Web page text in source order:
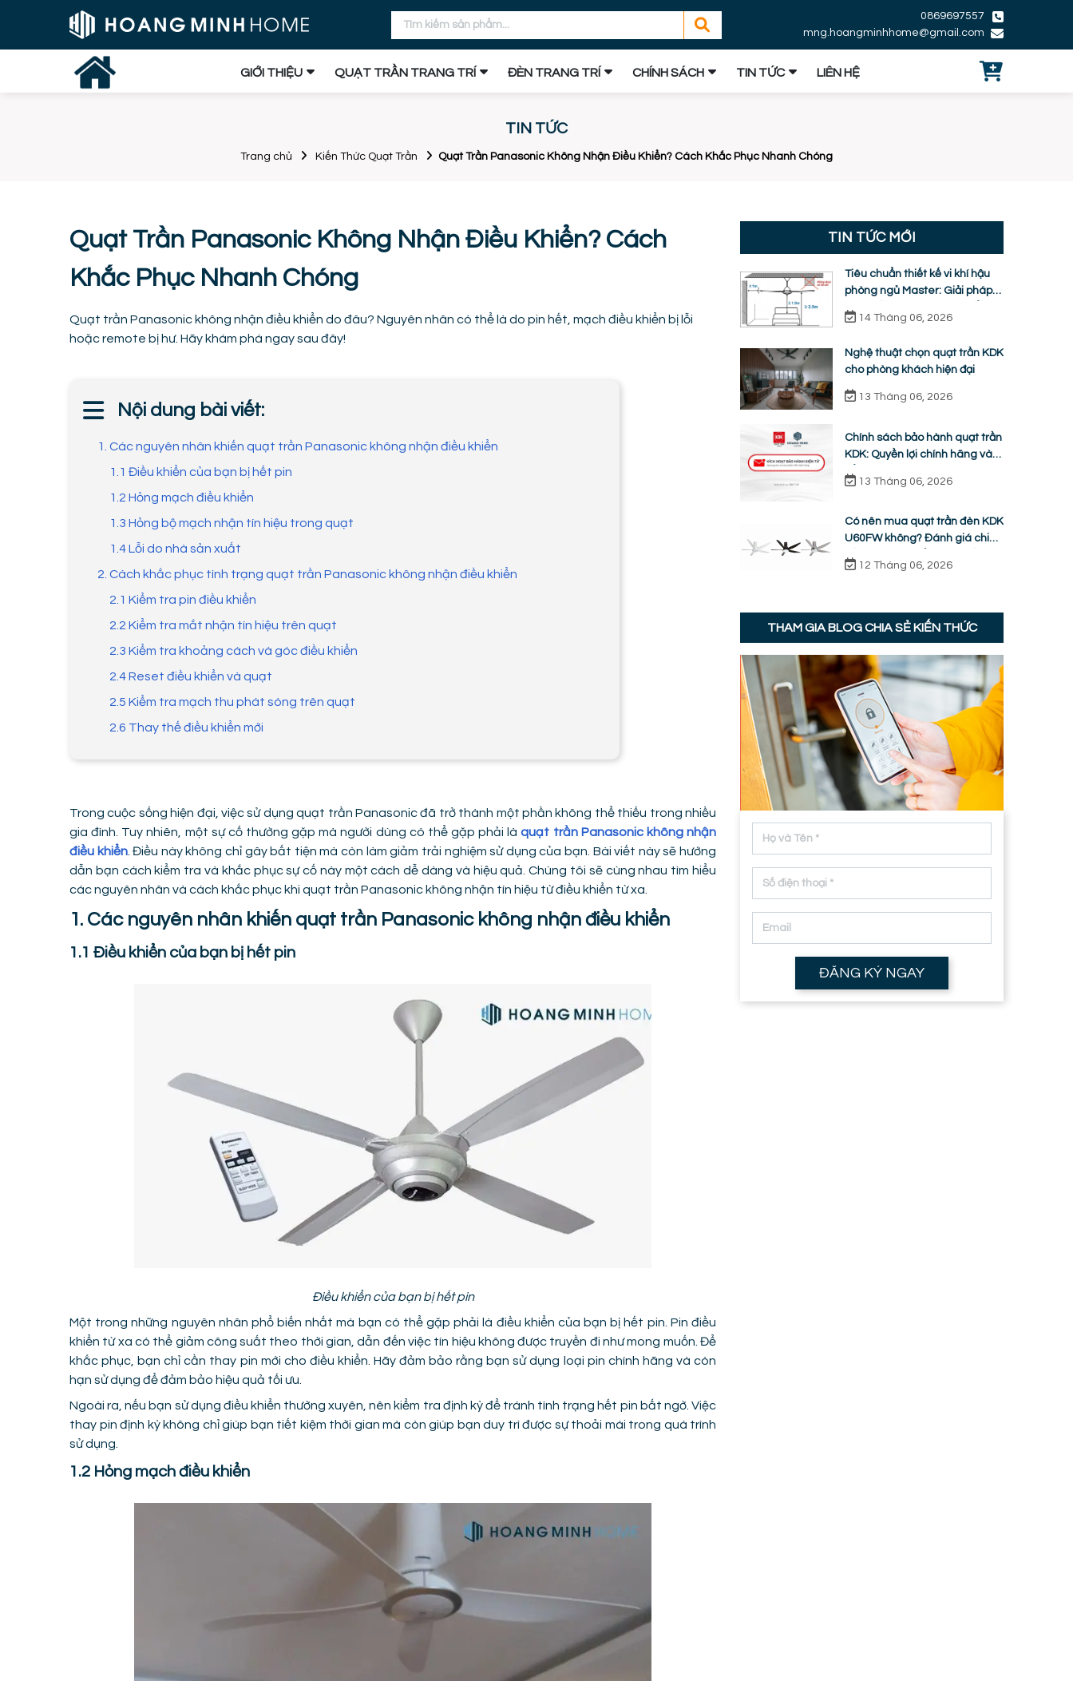
0869697557
mng.hoangminhhome@gmail.com
GIỚI THIỆU QUẠT TRẦN TRANG TRÍ ĐÈN TRANG TRÍ CHÍNH SÁCH TIN TỨC LIÊN HỆ
TIN TỨC
Trang chủ Kiến Thức Quạt Trần Quạt Trần Panasonic Không Nhận Điều Khiển? Cách Khắc Phục Nhanh Chóng
Quạt Trần Panasonic Không Nhận Điều Khiển? Cách
Khắc Phục Nhanh Chóng
Quạt trần Panasonic không nhận điều khiển do đâu? Nguyên nhân có thể là do pin hết, mạch điều khiển bị lỗi
hoặc remote bị hư. Hãy khám phá ngay sau đây!
Nội dung bài viết:
1. Các nguyên nhân khiến quạt trần Panasonic không nhận điều khiển
1.1 Điều khiển của bạn bị hết pin
1.2 Hỏng mạch điều khiển
1.3 Hỏng bộ mạch nhận tín hiệu trong quạt
1.4 Lỗi do nhà sản xuất
2. Cách khắc phục tình trạng quạt trần Panasonic không nhận điều khiển
2.1 Kiểm tra pin điều khiển
2.2 Kiểm tra mắt nhận tín hiệu trên quạt
2.3 Kiểm tra khoảng cách và góc điều khiển
2.4 Reset điều khiển và quạt
2.5 Kiểm tra mạch thu phát sóng trên quạt
2.6 Thay thế điều khiển mới
Trong cuộc sống hiện đại, việc sử dụng quạt trần Panasonic đã trở thành một phần không thể thiếu trong nhiều
gia đình. Tuy nhiên, một sự cố thường gặp mà người dùng có thể gặp phải làquạt trần Panasonic không nhận
điều khiển. Điều này không chỉ gây bất tiện mà còn làm giảm trải nghiệm sử dụng của bạn. Bài viết này sẽ hướng
dẫn bạn cách kiểm tra và khắc phục sự cố này một cách dễ dàng và hiệu quả. Chúng tôi sẽ cùng nhau tìm hiểu
các nguyên nhân và cách khắc phục khi quạt trần Panasonic không nhận tín hiệu từ điều khiển từ xa.
1. Các nguyên nhân khiến quạt trần Panasonic không nhận điều khiển
1.1 Điều khiển của bạn bị hết pin
Điều khiển của bạn bị hết pin
Một trong những nguyên nhân phổ biến nhất mà bạn có thể gặp phải là điều khiển của bạn bị hết pin. Pin điều
khiển từ xa có thể giảm công suất theo thời gian, dẫn đến việc tín hiệu không được truyền đi như mong muốn. Để
khắc phục, bạn chỉ cần thay pin mới cho điều khiển. Hãy đảm bảo rằng bạn sử dụng loại pin chính hãng và còn
hạn sử dụng để đảm bảo hiệu quả tối ưu.
Ngoài ra, nếu bạn sử dụng điều khiển thường xuyên, nên kiểm tra định kỳ để tránh tình trạng hết pin bất ngờ. Việc
thay pin định kỳ không chỉ giúp bạn tiết kiệm thời gian mà còn giúp bạn duy trì được sự thoải mái trong quá trình
sử dụng.
1.2 Hỏng mạch điều khiển
TIN TỨC MỚI
Tiêu chuẩn thiết kế vi khí hậu
phòng ngủ Master: Giải pháp
quạt trần KDK ti ngắn chuẩn
nhân trắc học
14 Tháng 06, 2026
Nghệ thuật chọn quạt trần KDK
cho phòng khách hiện đại
13 Tháng 06, 2026
Chính sách bảo hành quạt trần
KDK: Quyền lợi chính hãng và
13 Tháng 06, 2026
Có nên mua quạt trần đèn KDK
U60FW không? Đánh giá chi
tiết ưu nhược điểm thực tế
12 Tháng 06, 2026
THAM GIA BLOG CHIA SẺ KIẾN THỨC
ĐĂNG KÝ NGAY